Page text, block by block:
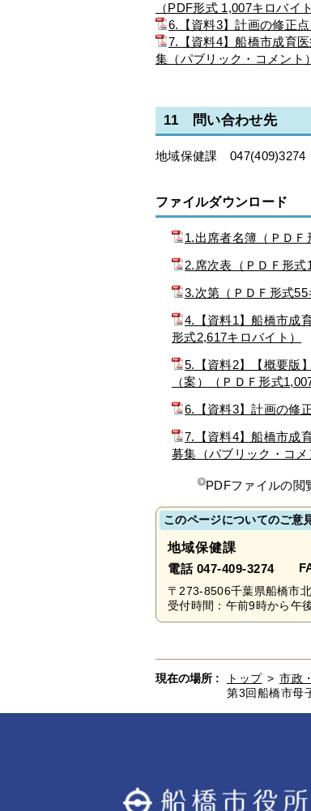
（PDF形式 1,007キロバイト
6.【資料3】計画の修正
7.【資料4】船橋市成育
集（パブリック・コメント
11 問い合わせ先
地域保健課 047(409)3274
ファイルダウンロード
1.出席者名簿（ＰＤＦ
2.席次表（ＰＤＦ形式
3.次第（ＰＤＦ形式55
4.【資料1】船橋市成
形式2,617キロバイト）
5.【資料2】【概要版
（案）（ＰＤＦ形式
6.【資料3】計画の修
7.【資料4】船橋市成
募集（パブリック・コ
PDFファイルの閲
このページについてのご意
地域保健課
電話 047-409-3274
〒273-8506千葉県船橋市
受付時間：午前9時から午
現在の場所 : トップ > 市政
第3回船橋市母